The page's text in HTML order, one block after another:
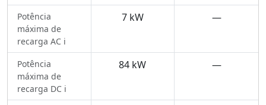
Potência
máxima de
recarga AC ℹ️
7 kW —
Potência
máxima de
recarga DC ℹ️
84 kW —